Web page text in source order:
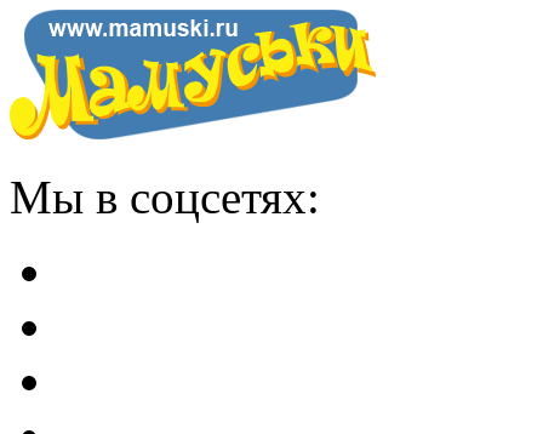
Мы в соцсетях: